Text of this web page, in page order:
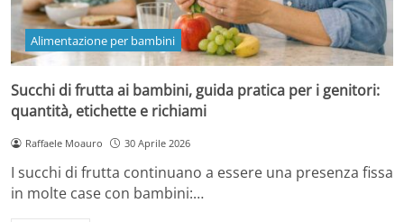
Alimentazione per bambini
Succhi di frutta ai bambini, guida pratica per i genitori:
quantità, etichette e richiami
Raffaele Moauro 30 Aprile 2026
I succhi di frutta continuano a essere una presenza fissa
in molte case con bambini:…